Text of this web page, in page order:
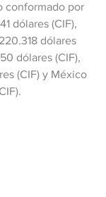
conformado por
dólares (CIF),
dólares
dólares (CIF),
(CIF) y México